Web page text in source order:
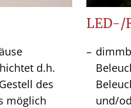
d.h.
des
möglich
LED-/
und/